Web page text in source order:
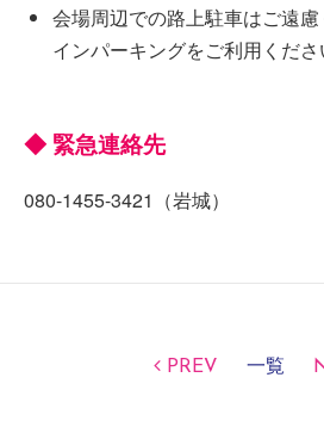
会場周辺での路上駐車はご遠
インパーキングをご利用くださ
◆ 緊急連絡先
080-1455-3421（岩城）
PREV 一覧